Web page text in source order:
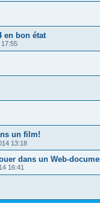
en bon état
un film!
13:18
dans un Web-
16:41